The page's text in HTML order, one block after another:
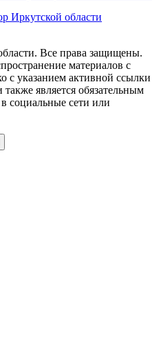
Иркутской области
Все права защищены.
материалов с
с указанием активной ссылки
является обязательным
социальные сети или